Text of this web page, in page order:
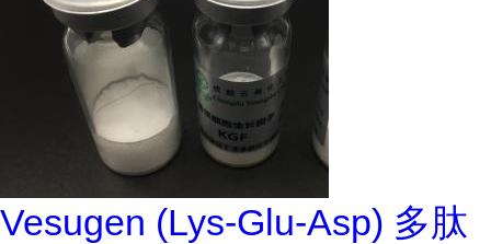
Vesugen (Lys-Glu-Asp) 多肽